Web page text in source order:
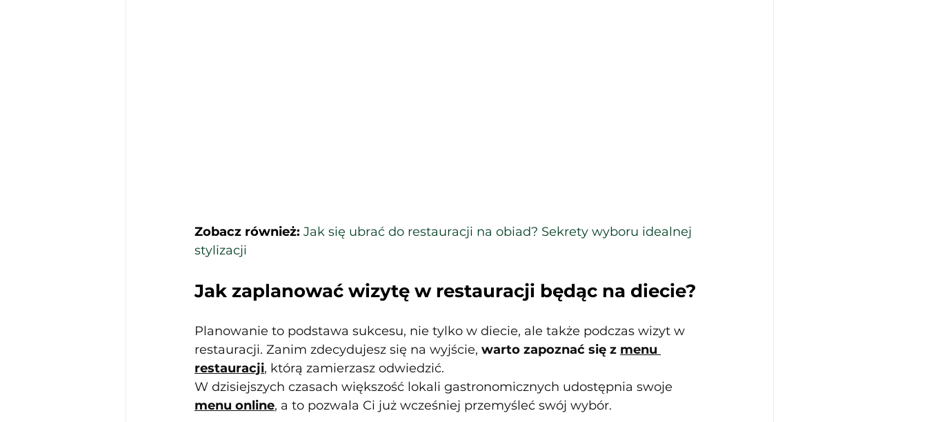
Zobacz również: Jak się ubrać do restauracji na obiad? Sekrety wyboru idealnej
stylizacji
Jak zaplanować wizytę w restauracji będąc na diecie?
Planowanie to podstawa sukcesu, nie tylko w diecie, ale także podczas wizyt w
restauracji. Zanim zdecydujesz się na wyjście, warto zapoznać się z menu
restauracji, którą zamierzasz odwiedzić.
W dzisiejszych czasach większość lokali gastronomicznych udostępnia swoje
menu online, a to pozwala Ci już wcześniej przemyśleć swój wybór.